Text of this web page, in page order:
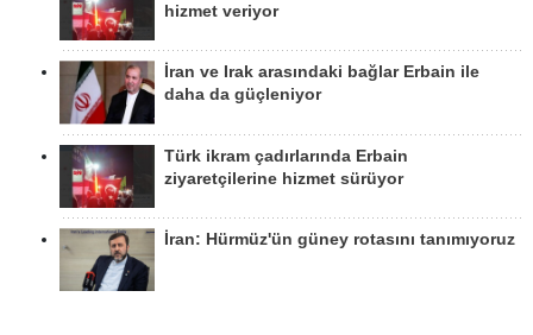
hizmet veriyor
İran ve Irak arasındaki bağlar Erbain ile
daha da güçleniyor
Türk ikram çadırlarında Erbain
ziyaretçilerine hizmet sürüyor
İran: Hürmüz'ün güney rotasını tanımıyoruz